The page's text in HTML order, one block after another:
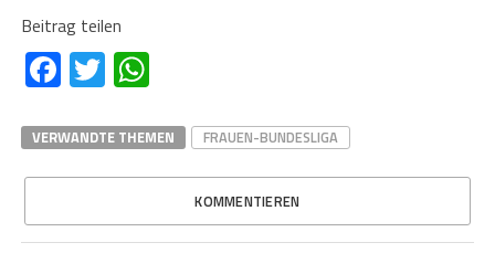
Beitrag teilen
Facebook
TwitterWhatsApp
VERWANDTE THEMEN FRAUEN-BUNDESLIGA
KOMMENTIEREN